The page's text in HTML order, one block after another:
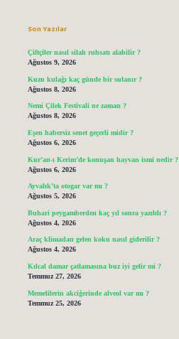
Son Yazılar
Çiftçiler nasıl silah ruhsatı alabilir ?
Ağustos 9, 2026
Kuzu kulağı kaç günde bir sulanır ?
Ağustos 8, 2026
Nemi Çilek Festivali ne zaman ?
Ağustos 8, 2026
Eşen habersiz senet geçerli midir ?
Ağustos 6, 2026
Kur’an-ı Kerim’de konuşan hayvan ismi nedir ?
Ağustos 6, 2026
Ayvalık’ta otogar var mı ?
Ağustos 5, 2026
Buhari peygamberden kaç yıl sonra yazıldı ?
Ağustos 4, 2026
Araç klimadan gelen koku nasıl giderilir ?
Ağustos 4, 2026
Kılcal damar çatlamasına buz iyi gelir mi ?
Temmuz 27, 2026
Memelilerin akciğerinde alveol var mı ?
Temmuz 25, 2026